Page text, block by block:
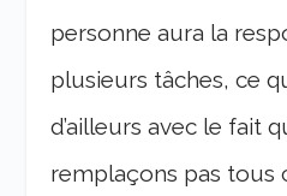
personne aura la
plusieurs tâches, ce
d’ailleurs avec le fait
remplaçons pas tous